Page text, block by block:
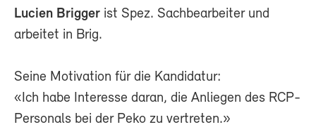
Lucien Brigger ist Spez. Sachbearbeiter und
arbeitet in Brig.
Seine Motivation für die Kandidatur:
«Ich habe Interesse daran, die Anliegen des RCP-
Personals bei der Peko zu vertreten.»